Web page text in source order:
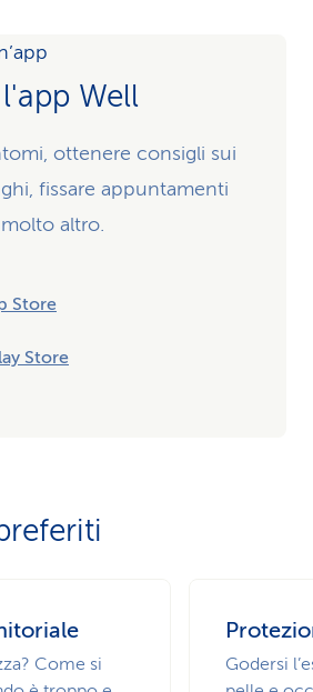
Well
ottenere consigli sui
fissare appuntamenti
altro.
Store
Store
Come si
Godersi